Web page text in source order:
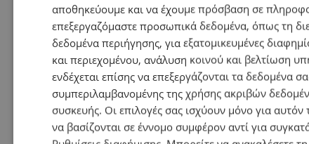
αποθηκεύουμε και να έχουμε πρόσβαση σε
επεξεργαζόμαστε προσωπικά δεδομένα, όπως τη
δεδομένα περιήγησης, για εξατομικευμένες
και περιεχομένου, ανάλυση κοινού και βελτίωση
ενδέχεται επίσης να επεξεργάζονται τα δεδομένα
συμπεριλαμβανομένης της χρήσης ακριβών
συσκευής. Οι επιλογές σας ισχύουν μόνο για
να βασίζονται σε έννομο συμφέρον αντί για